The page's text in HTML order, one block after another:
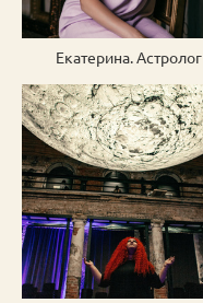
Екатерина. Астролог